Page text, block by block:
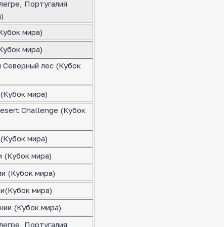
Португалия
мира)
мира)
Северный лес (Кубок
мира)
Challenge (Кубок
мира)
(Кубок мира)
(Кубок мира)
мира)
(Кубок мира)
Португалия